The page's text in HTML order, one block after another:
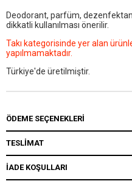
Deodorant, parfüm,
dikkatli kullanılması önerilir.
Takı kategorisinde yer alan
yapılmamaktadır.
Türkiye'de üretilmiştir.
ÖDEME SEÇENEKLERI
TESLİMAT
İADE KOŞULLARI